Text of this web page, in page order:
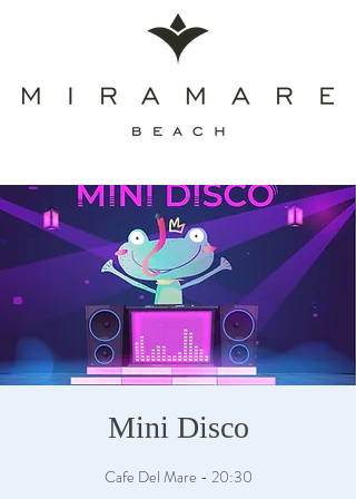
Mini Disco
Cafe Del Mare - 20:30